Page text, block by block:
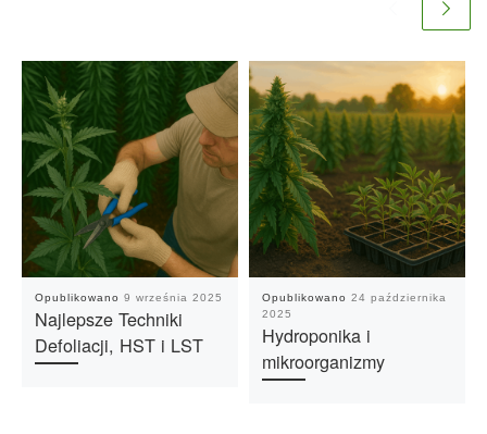
Opublikowano 9 września 2025
Najlepsze Techniki
Defoliacji, HST i LST
Opublikowano 24 października
2025
Hydroponika i
mikroorganizmy